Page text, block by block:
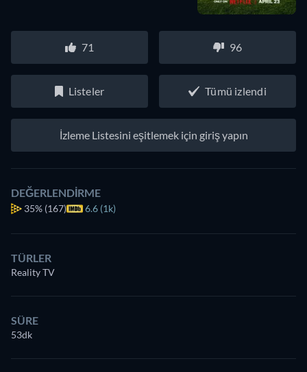
71 96
Listeler Tümü izlendi
İzleme Listesini eşitlemek için giriş yapın
DEĞERLENDIRME
35% (167) 6.6 (1k)
TÜRLER
Reality TV
SÜRE
53dk